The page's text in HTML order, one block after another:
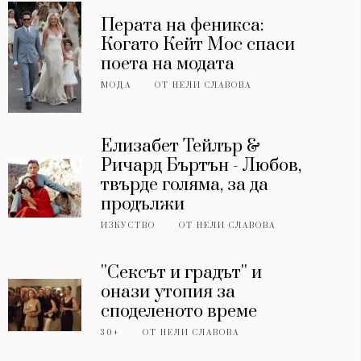
Перата на феникса:
Когато Кейт Мос спаси
поета на модата
МОДА ОТНЕЛИ СЛАВОВА
Елизабет Тейлър &
Ричард Бъртън - Любов,
твърде голяма, за да
продължи
ИЗКУСТВО ОТНЕЛИ СЛАВОВА
''Сексът и градът'' и
онази утопия за
споделеното време
30+ ОТНЕЛИ СЛАВОВА